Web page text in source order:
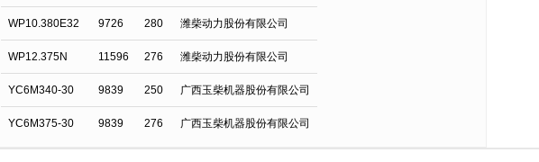
WP10.380E32 9726 280 潍柴动力股份有限公司
WP12.375N 11596 276 潍柴动力股份有限公司
YC6M340-30 9839 250 广西玉柴机器股份有限公司
YC6M375-30 9839 276 广西玉柴机器股份有限公司